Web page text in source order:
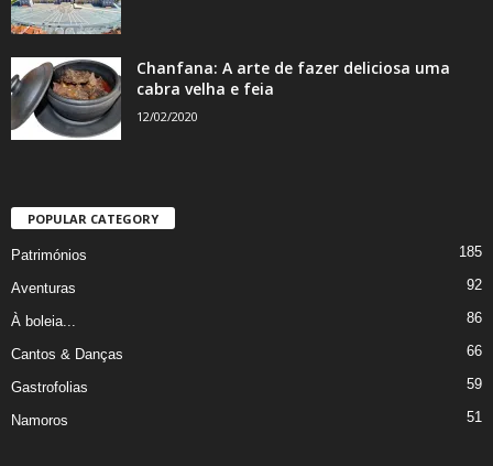
Chanfana: A arte de fazer deliciosa uma
cabra velha e feia
12/02/2020
POPULAR CATEGORY
Patrimónios 185
Aventuras 92
À boleia... 86
Cantos & Danças 66
Gastrofolias 59
Namoros 51